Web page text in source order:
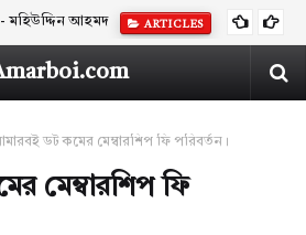
- মহিউদ্দিন আহমদ ARTICLES
ডট কমের মেম্বারশিপ ফি পরিবর্তন।
মেম্বারশিপ ফি